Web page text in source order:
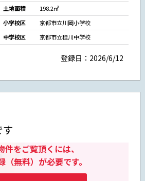
土地面積
198.2㎡
小学校区
京都市立川岡小学校
中学校区
京都市立桂川中学校
登録日：2026/6/12
件をご覧頂くには、
（無料）が必要です。